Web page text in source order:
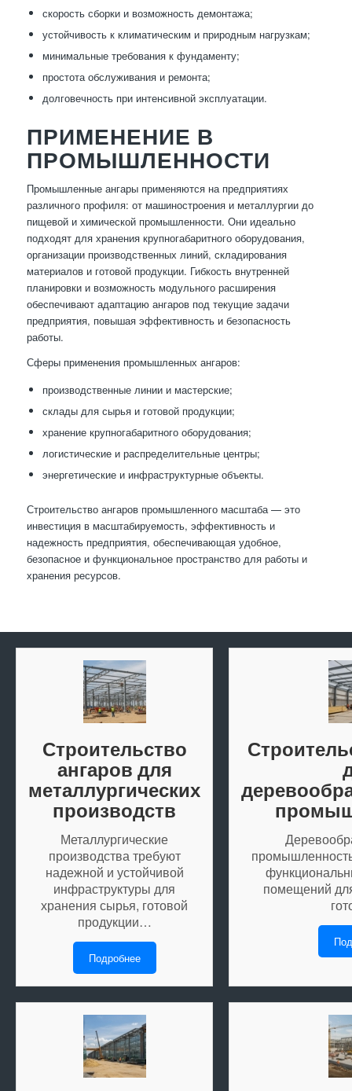
скорость сборки и возможность демонтажа;
устойчивость к климатическим и природным нагрузкам;
минимальные требования к фундаменту;
простота обслуживания и ремонта;
долговечность при интенсивной эксплуатации.
ПРИМЕНЕНИЕ В
ПРОМЫШЛЕННОСТИ
Промышленные ангары применяются на предприятиях
различного профиля: от машиностроения и металлургии до
пищевой и химической промышленности. Они идеально
подходят для хранения крупногабаритного оборудования,
организации производственных линий, складирования
материалов и готовой продукции. Гибкость внутренней
планировки и возможность модульного расширения
обеспечивают адаптацию ангаров под текущие задачи
предприятия, повышая эффективность и безопасность
работы.
Сферы применения промышленных ангаров:
производственные линии и мастерские;
склады для сырья и готовой продукции;
хранение крупногабаритного оборудования;
логистические и распределительные центры;
энергетические и инфраструктурные объекты.
Строительство ангаров промышленного масштаба — это
инвестиция в масштабируемость, эффективность и
надежность предприятия, обеспечивающая удобное,
безопасное и функциональное пространство для работы и
хранения ресурсов.
Строительство
ангаров для
металлургических
производств
Металлургические
производства требуют
надежной и устойчивой
инфраструктуры для
хранения сырья, готовой
продукции…
Подробнее
помещений